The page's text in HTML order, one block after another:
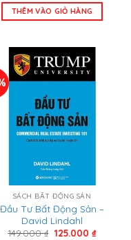
là:
636.000 ₫.
tại
THÊM VÀO GIỎ HÀNG
SÁCH BẤT ĐỘNG SẢN
Đầu Tư Bất Động Sản –
David Lindahl
149.000₫ Giá
125.000 ₫Giá